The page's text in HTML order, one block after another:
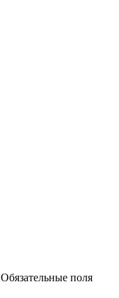
Обязательные поля